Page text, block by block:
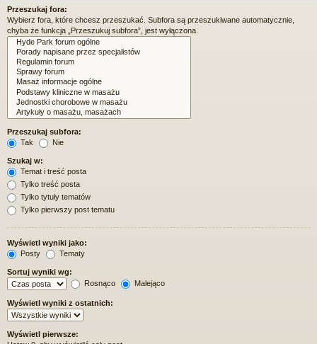
Przeszukaj fora:
Wybierz fora, które chcesz przeszukać. Subfora są przeszukiwane automatycznie,
chyba że funkcja „Przeszukuj subfora”, jest wyłączona.
Przeszukaj subfora:
Tak
Nie
Szukaj w:
Temat i treść posta
Tylko treść posta
Tylko tytuły tematów
Tylko pierwszy post tematu
Wyświetl wyniki jako:
Posty
Tematy
Sortuj wyniki wg:
Rosnąco
Malejąco
Wyświetl wyniki z ostatnich:
Wyświetl pierwsze: